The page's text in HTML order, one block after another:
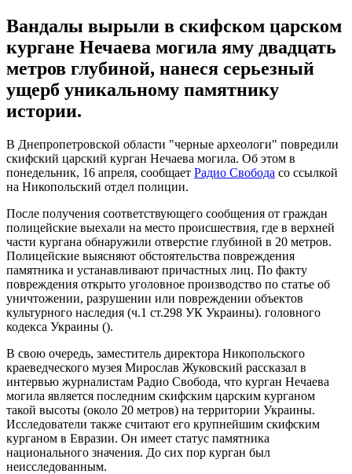
Вандалы вырыли в скифском царском
кургане Нечаева могила яму двадцать
метров глубиной, нанеся серьезный
ущерб уникальному памятнику
истории.
В Днепропетровской области "черные археологи" повредили
скифский царский курган Нечаева могила. Об этом в
понедельник, 16 апреля, сообщает Радио Свобода со ссылкой
на Никопольский отдел полиции.
После получения соответствующего сообщения от граждан
полицейские выехали на место происшествия, где в верхней
части кургана обнаружили отверстие глубиной в 20 метров.
Полицейские выясняют обстоятельства повреждения
памятника и устанавливают причастных лиц. По факту
повреждения открыто уголовное производство по статье об
уничтожении, разрушении или повреждении объектов
культурного наследия (ч.1 ст.298 УК Украины). головного
кодекса Украины ().
В свою очередь, заместитель директора Никопольского
краеведческого музея Мирослав Жуковский рассказал в
интервью журналистам Радио Свобода, что курган Нечаева
могила является последним скифским царским курганом
такой высоты (около 20 метров) на территории Украины.
Исследователи также считают его крупнейшим скифским
курганом в Евразии. Он имеет статус памятника
национального значения. До сих пор курган был
неисследованным.